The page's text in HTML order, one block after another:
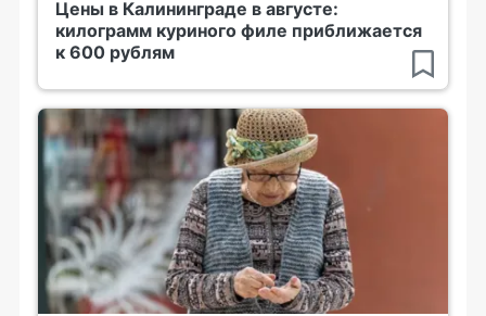
Цены в Калининграде в августе:
килограмм куриного филе приближается
к 600 рублям